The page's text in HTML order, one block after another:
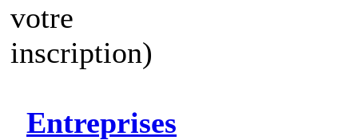
votre
inscription)
Entreprises